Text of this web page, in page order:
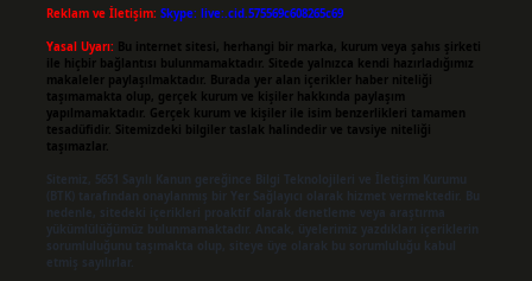
Reklam ve İletişim: Skype: live:.cid.575569c608265c69
Yasal Uyarı: Bu internet sitesi, herhangi bir marka, kurum veya şahıs şirketi
ile hiçbir bağlantısı bulunmamaktadır. Sitede yalnızca kendi hazırladığımız
makaleler paylaşılmaktadır. Burada yer alan içerikler haber niteliği
taşımamakta olup, gerçek kurum ve kişiler hakkında paylaşım
yapılmamaktadır. Gerçek kurum ve kişiler ile isim benzerlikleri tamamen
tesadüfidir. Sitemizdeki bilgiler taslak halindedir ve tavsiye niteliği
taşımazlar.
Sitemiz, 5651 Sayılı Kanun gereğince Bilgi Teknolojileri ve İletişim Kurumu
(BTK) tarafından onaylanmış bir Yer Sağlayıcı olarak hizmet vermektedir. Bu
nedenle, sitedeki içerikleri proaktif olarak denetleme veya araştırma
yükümlülüğümüz bulunmamaktadır. Ancak, üyelerimiz yazdıkları içeriklerin
sorumluluğunu taşımakta olup, siteye üye olarak bu sorumluluğu kabul
etmiş sayılırlar.